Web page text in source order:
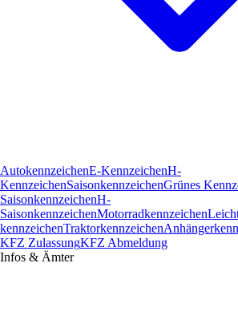
AutokennzeichenE-KennzeichenH-
KennzeichenSaisonkennzeichenGrünes
SaisonkennzeichenH-
SaisonkennzeichenMotorradkennzeichen
kennzeichenTraktorkennzeichen
KFZ ZulassungKFZ Abmeldung
Infos & Ämter